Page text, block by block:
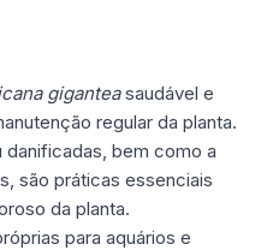
giganteasaudável e
regular da planta.
bem como a
são práticas essenciais
da planta.
para aquários e